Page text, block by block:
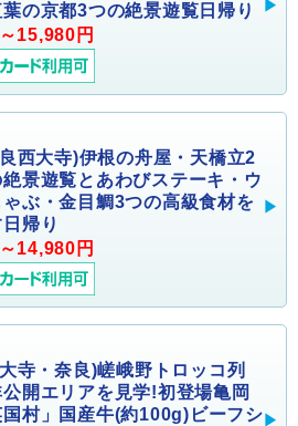
葉の京都3つの絶景遊覧日帰り
15,980円
西大寺)伊根の舟屋・天橋立2
絶景遊覧とあわびステーキ・ウ
ゃぶ・金目鯛3つの高級食材を
帰り
14,980円
寺・奈良)嵯峨野トロッコ列
公開エリアを見学!初登場亀岡
国村」国産牛(約100g)ビーフシ